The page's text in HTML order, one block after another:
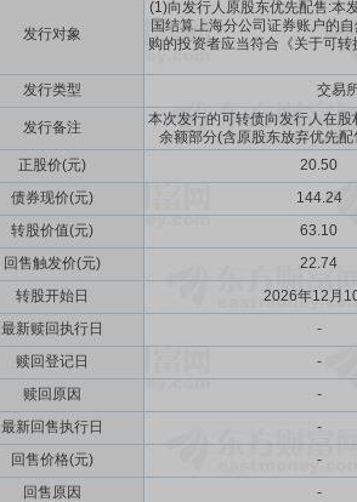
发行对象
(1)向发行人原股东优先配售:本
国结算上海分公司证券账户的
购的投资者应当符合《关于可
发行类型 交易
发行备注
本次发行的可转债向发行人在
余额部分(含原股东放弃优先
正股价(元)
20.50
债券现价(元)
144.24
转股价值(元)
63.10
回售触发价(元)
22.74
转股开始日
2026年12月
最新赎回执行日
-
赎回登记日
-
赎回原因
-
最新回售执行日
-
回售价格(元)
-
回售原因
-